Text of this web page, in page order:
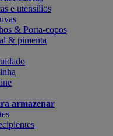
e utensílios
& Porta-copos
& pimenta
armazenar